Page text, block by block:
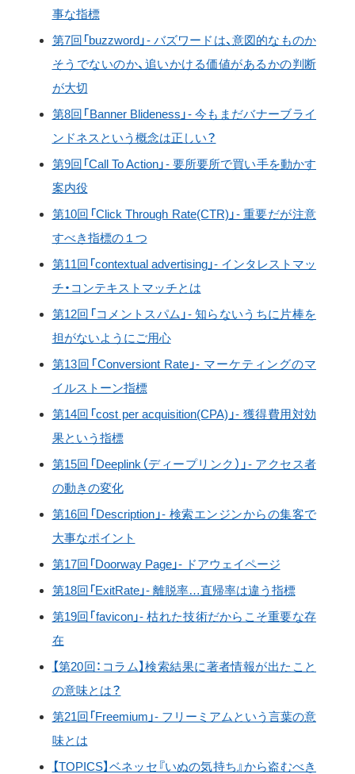
事な指標
第7回「buzzword」- バズワードは、意図的なものか
そうでないのか、追いかける価値があるかの判断
が大切
第8回「Banner Blideness」- 今もまだバナーブライ
ンドネスという概念は正しい？
第9回「Call To Action」- 要所要所で買い手を動かす
案内役
第10回「Click Through Rate(CTR)」- 重要だが注意
すべき指標の１つ
第11回「contextual advertising」- インタレストマッ
チ・コンテキストマッチとは
第12回「コメントスパム」- 知らないうちに片棒を
担がないようにご用心
第13回「Conversiont Rate」- マーケティングのマ
イルストーン指標
第14回「cost per acquisition(CPA)」- 獲得費用対効
果という指標
第15回「Deeplink（ディープリンク）」- アクセス者
の動きの変化
第16回「Description」- 検索エンジンからの集客で
大事なポイント
第17回「Doorway Page」- ドアウェイページ
第18回「ExitRate」- 離脱率…直帰率は違う指標
第19回「favicon」- 枯れた技術だからこそ重要な存
在
【第20回：コラム】検索結果に著者情報が出たこと
の意味とは？
第21回「Freemium」- フリーミアムという言葉の意
味とは
【TOPICS】ベネッセ『いぬの気持ち』から盗むべき